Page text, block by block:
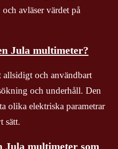
avläser värdet på
Jula multimeter?
allsidigt och användbart
och underhåll. Den
olika elektriska parametrar
sätt.
Jula multimeter som